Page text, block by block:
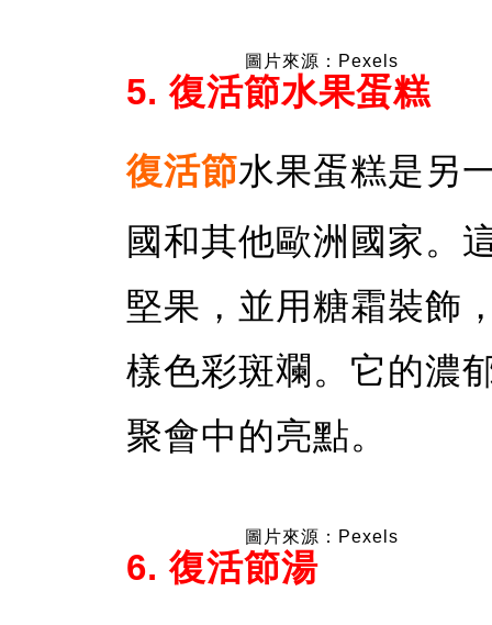
圖片來源：Pexels
5. 復活節水果蛋糕
復活節水果蛋糕是另
國和其他歐洲國家。
堅果，並用糖霜裝飾
樣色彩斑斕。它的濃
聚會中的亮點。
圖片來源：Pexels
6. 復活節湯